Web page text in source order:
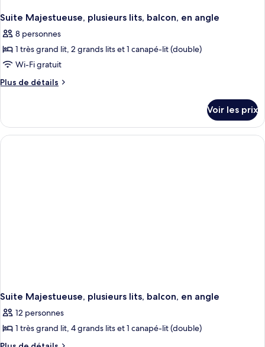
Suite Majestueuse, plusieurs lits, balcon, en angle
8 personnes
1 très grand lit, 2 grands lits et 1 canapé-lit (double)
Wi-Fi gratuit
Plus de détails
Plus
le
type
de
Voir les prix
Suite Majestueuse, plusieurs lits, balcon, en angle
12 personnes
1 très grand lit, 4 grands lits et 1 canapé-lit (double)